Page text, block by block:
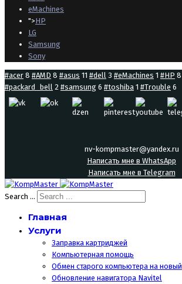
eMachines
">HP
LG
Samsung
Sony
#acer 8 #AMD 8 #asus 11 #dell 3 #eMachines 1 #HP 8
#packard_bell 2 #samsung 6 #toshiba 1 #Trouble 6
nv-kompmaster@yandex.ru
Написать мне в WhatsApp
Написать мне в Telegram
Search ...
Главная
Услуги
Заправка картриджей
Компьютерная помощь
Обмен старого компьютера на новый
Обновление навигатора Navitel